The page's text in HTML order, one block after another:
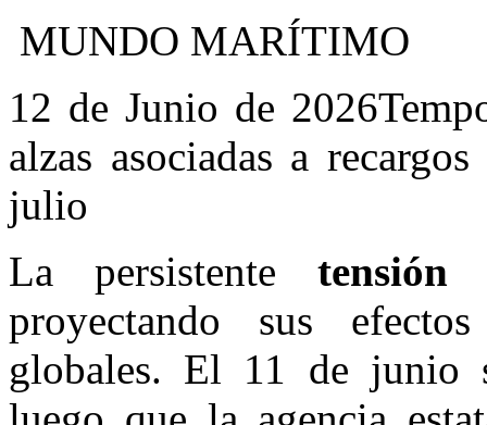
MUNDO MARÍTIMO
12 de Junio de 2026
alzas asociadas a
julio
La persistente
proyectando sus
globales. El 11 de junio